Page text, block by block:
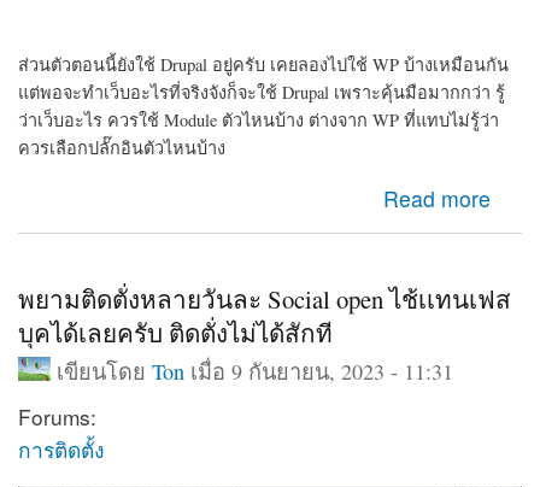
ส่วนตัวตอนนี้ยังใช้ Drupal อยู่ครับ เคยลองไปใช้ WP บ้างเหมือนกัน
แต่พอจะทำเว็บอะไรที่จริงจังก็จะใช้ Drupal เพราะคุ้นมือมากกว่า รู้
ว่าเว็บอะไร ควรใช้ Module ตัวไหนบ้าง ต่างจาก WP ที่แทบไม่รู้ว่า
ควรเลือกปลั๊กอินตัวไหนบ้าง
Read more
พยามติดตั่งหลายวันละ Social open ไช้เเทนเฟส
บุคได้เลยครับ ติดตั่งไม่ได้สักที
เขียนโดย Tonเมื่อ 9 กันยายน, 2023 - 11:31
Forums:
การติดตั้ง